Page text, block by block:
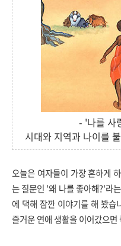
- '나를 사
시대와 지역과 나이를
오늘은 여자들이 가장 흔하게
는 질문인 '왜 나를 좋아해?'라
에 댁해 잠깐 이야기를 해 봤습
즐거운 연애 생활을 이어갔으